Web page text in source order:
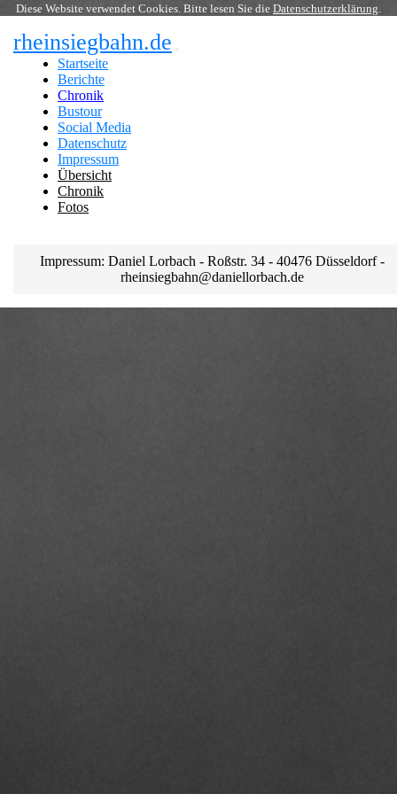
Diese Website verwendet Cookies. Bitte lesen Sie die Datenschutzerklärung.
rheinsiegbahn.de
Startseite
Berichte
Chronik
Bustour
Social Media
Datenschutz
Impressum
Übersicht
Chronik
Fotos
Impressum: Daniel Lorbach - Roßstr. 34 - 40476 Düsseldorf -
rheinsiegbahn@daniellorbach.de